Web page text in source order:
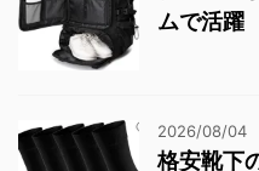
ムで活躍
2026/08/04
格安靴下